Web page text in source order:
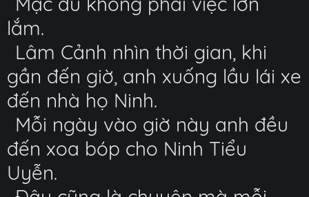
lắm.
Lâm Cảnh nhìn thời gian, khi
gần đến giờ, anh xuống lầu lái xe
đến nhà họ Ninh.
Mỗi ngày vào giờ này anh đều
đến xoa bóp cho Ninh Tiểu
Uyễn.